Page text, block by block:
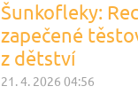
Šunkofleky:
zapečené
z dětství
21. 4. 2026 04:56